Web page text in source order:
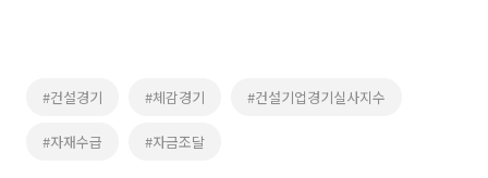
#건설경기 #체감경기 #건설기업경기실사지수
#자재수급 #자금조달